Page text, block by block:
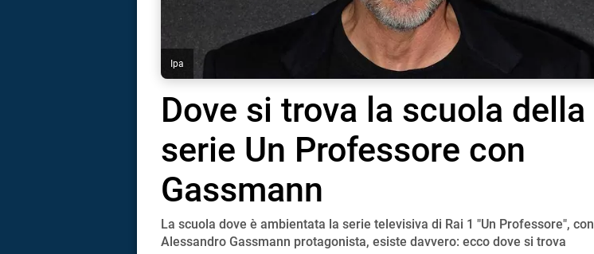
Ipa
Dove si trova la scuola della
serie Un Professore con
Gassmann
La scuola dove è ambientata la serie televisiva di Rai 1 "Un Professore", con
Alessandro Gassmann protagonista, esiste davvero: ecco dove si trova